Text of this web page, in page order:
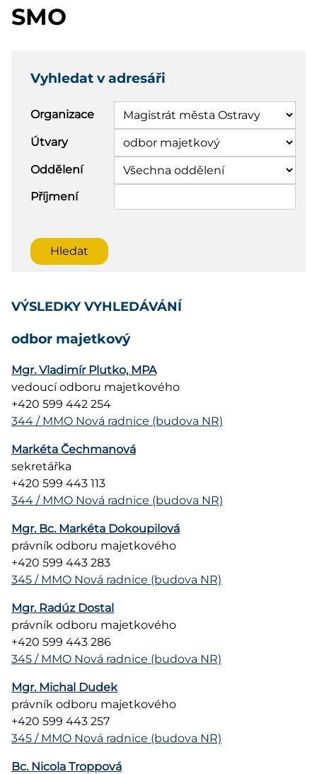
SMO
Vyhledat v adresáři
Organizace
Útvary
Oddělení
Příjmení
VÝSLEDKY VYHLEDÁVÁNÍ
odbor majetkový
Mgr. Vladimír Plutko, MPA
vedoucí odboru majetkového
+420 599 442 254
344 / MMO Nová radnice (budova NR)
Markéta Čechmanová
sekretářka
+420 599 443 113
344 / MMO Nová radnice (budova NR)
Mgr. Bc. Markéta Dokoupilová
právník odboru majetkového
+420 599 443 283
345 / MMO Nová radnice (budova NR)
Mgr. Radúz Dostal
právník odboru majetkového
+420 599 443 286
345 / MMO Nová radnice (budova NR)
Mgr. Michal Dudek
právník odboru majetkového
+420 599 443 257
345 / MMO Nová radnice (budova NR)
Bc. Nicola Troppová